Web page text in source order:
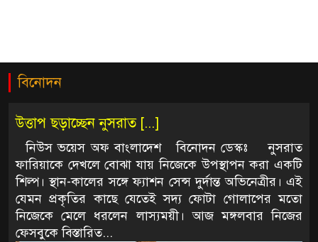
বিনোদন
উত্তাপ ছড়াচ্ছেন নুসরাত [...]
নিউস ভয়েস অফ বাংলাদেশ বিনোদন ডেস্কঃ নুসরাত
ফারিয়াকে দেখলে বোঝা যায় নিজেকে উপস্থাপন করা একটি
শিল্প। স্থান-কালের সঙ্গে ফ্যাশন সেন্স দুর্দান্ত অভিনেত্রীর। এই
যেমন প্রকৃতির কাছে যেতেই সদ্য ফোটা গোলাপের মতো
নিজেকে মেলে ধরলেন লাস্যময়ী। আজ মঙ্গলবার নিজের
ফেসবুকেবিস্তারিত...